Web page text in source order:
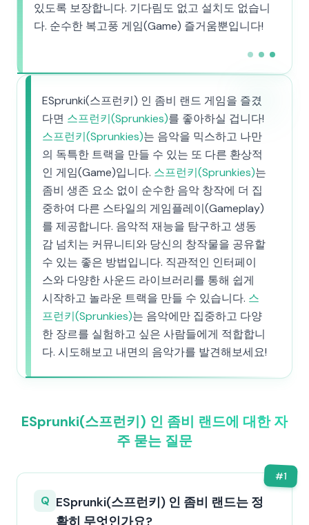
있도록 보장합니다. 기다림도 없고 설치도 없습니
다. 순수한 복고풍 게임(Game) 즐거움뿐입니다!
ESprunki(스프런키) 인 좀비 랜드 게임을 즐겼
다면 스프런키(Sprunkies)를 좋아하실 겁니다!
스프런키(Sprunkies)는 음악을 믹스하고 나만
의 독특한 트랙을 만들 수 있는 또 다른 환상적
인 게임(Game)입니다. 스프런키(Sprunkies)는
좀비 생존 요소 없이 순수한 음악 창작에 더 집
중하여 다른 스타일의 게임플레이(Gameplay)
를 제공합니다. 음악적 재능을 탐구하고 생동
감 넘치는 커뮤니티와 당신의 창작물을 공유할
수 있는 좋은 방법입니다. 직관적인 인터페이
스와 다양한 사운드 라이브러리를 통해 쉽게
시작하고 놀라운 트랙을 만들 수 있습니다. 스
프런키(Sprunkies)는 음악에만 집중하고 다양
한 장르를 실험하고 싶은 사람들에게 적합합니
다. 시도해보고 내면의 음악가를 발견해보세요!
ESprunki(스프런키) 인 좀비 랜드에 대한 자
주 묻는 질문
#1
Q ESprunki(스프런키) 인 좀비 랜드는 정
확히 무엇인가요?